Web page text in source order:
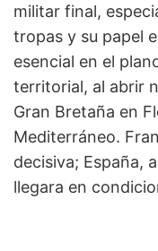
militar final,
tropas y su papel
esencial en el
territorial, al abrir
Gran Bretaña en
Mediterráneo.
decisiva; España,
llegara en